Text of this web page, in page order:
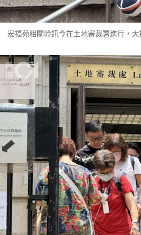
宏福苑相關聆訊今在土地審裁署進行，